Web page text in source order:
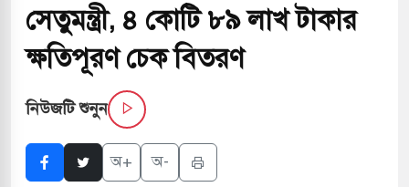
অ্যারেস্ট আবেদন, বরগুনার এসআইয়ের বিরুদ্ধে
নতুন বাংলাদেশের পথচলার কেন্দ্র হবে: ড.
সেতুমন্ত্রী, ৪ কোটি ৮৯ লাখ টাকার
ক্ষতিপূরণ চেক বিতরণ
নিউজটি শুনুন
অ+ অ-